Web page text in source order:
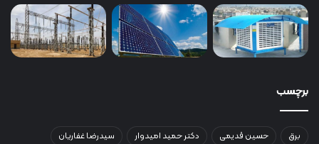
برچسب
برق حسین قدیمی دکتر حمید امیدوار
سیدرضا غفاریان